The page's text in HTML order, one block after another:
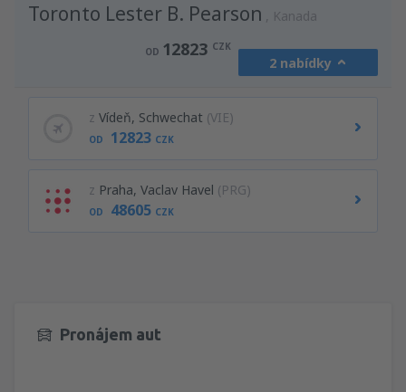
Toronto Lester B. Pearson Kanada
OD 12823 CZK
2 nabídky
z Vídeň, Schwechat (VIE)
OD 12823 CZK
z Praha, Vaclav Havel (PRG)
OD 48605 CZK
Pronájem aut